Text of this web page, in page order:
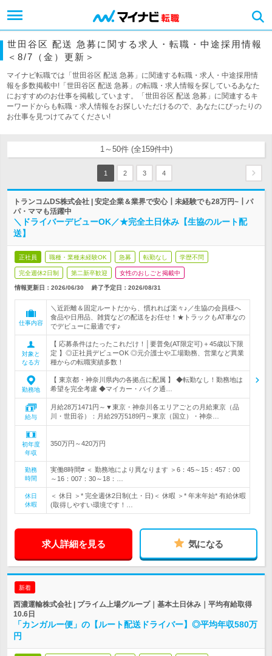
世田谷区 配送 急募に関する求人・転職・中途採用情報
＜8/7（金）更新＞
マイナビ転職では「世田谷区 配送 急募」に関連する転職・求人・中途採用情
報を多数掲載中!「世田谷区 配送 急募」の転職・求人情報を探しているあなた
におすすめのお仕事を掲載しています。「世田谷区 配送 急募」に関連するキ
ーワードからも転職・求人情報をお探しいただけるので、あなたにぴったりの
お仕事を見つけてみてください!
1～50件 (全159件中)
1 2 3 4
トランコムDS株式会社 | 安定企業＆業界で安心┃未経験でも28万円~┃パ
パ・ママも活躍中
＼ドライバーデビューOK／★完全土日休み【生協のルート配
送】
正社員 職種・業種未経験OK 急募 転勤なし 学歴不問
完全週休2日制 第二新卒歓迎 女性のおしごと掲載中
情報更新日：2026/06/30 終了予定日： 2026/08/31
仕事内容
＼近距離＆固定ルートだから、慣れれば楽々♪／生協の会員様へ
食品や日用品、雑貨などの配送をお任せ！★トラックもAT車なの
でデビューに最適です♪
対象と
なる方
【 応募条件はたったこれだけ！│要普免(AT限定可)＋45歳以下限
定 】◎正社員デビューOK ◎元介護士や工場勤務、営業など異業
種からの転職実績多数！
勤務地
【 東京都・神奈川県内の各拠点に配属 】 ◆転勤なし！勤務地は
希望を完全考慮 ◆マイカー・バイク通…
給与
月給28万1471円～▼東京・神奈川各エリアごとの月給東京（品
川・世田谷）：月給29万5189円～東京（国立）・神奈…
初年度
年収
350万円～420万円
勤務
時間
実働8時間# ＜ 勤務地により異なります ＞6：45～15：457：00
～16：007：30～18：…
休日
休暇
＜ 休日 ＞* 完全週休2日制(土・日)＜ 休暇 ＞* 年末年始* 有給休暇
(取得しやすい環境です！…
求人詳細を見る 気になる
新着
西濃運輸株式会社 | プライム上場グループ｜基本土日休み｜平均有給取得
10.6日
「カンガルー便」の【ルート配送ドライバー】◎平均年収580万
円